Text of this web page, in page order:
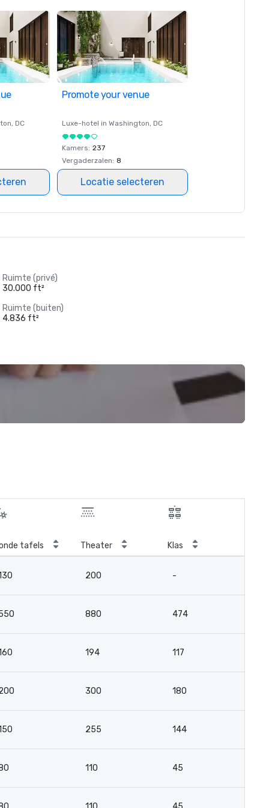
, DC
Promote your venue
Luxe-hotel in Washington, DC
Kamers: 237
Vergaderzalen: 8
Locatie selecteren
Ruimte (privé)
30.000 ft²
Ruimte (buiten)
4.836 ft²
tafels Theater Klas
200 -
880 474
194 117
300 180
255 144
110 45